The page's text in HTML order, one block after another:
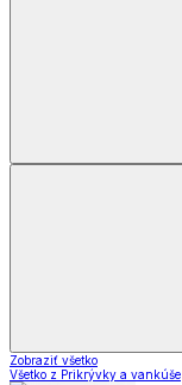
Zobraziť všetko
Všetko z Prikrývky a vankúše